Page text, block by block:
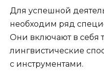
Для успешной
необходим ряд
Они включают в себя
лингвистические
с инструментами.